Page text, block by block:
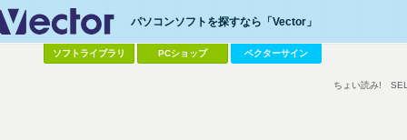
パソコンソフトを探すなら「Vector」
ソフトライブラリ PCショップ ベクターサイン
ちょい読み!